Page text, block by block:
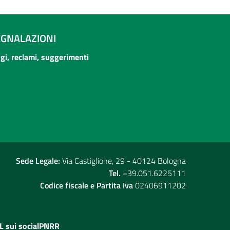
reclami, suggerimenti
Sede Legale: Via Castiglione, 29 - 40124 Bologna
Tel. +39.051.6225111
Codice fiscale e Partita Iva02406911202
sui socialPNRR